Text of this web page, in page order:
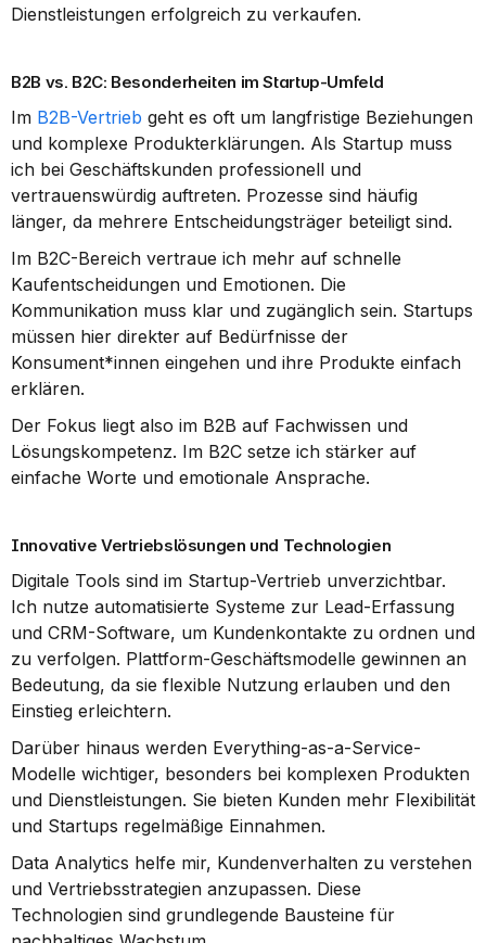
Dienstleistungen erfolgreich zu verkaufen.
B2B vs. B2C: Besonderheiten im Startup-Umfeld
Im B2B-Vertrieb geht es oft um langfristige Beziehungen
und komplexe Produkterklärungen. Als Startup muss
ich bei Geschäftskunden professionell und
vertrauenswürdig auftreten. Prozesse sind häufig
länger, da mehrere Entscheidungsträger beteiligt sind.
Im B2C-Bereich vertraue ich mehr auf schnelle
Kaufentscheidungen und Emotionen. Die
Kommunikation muss klar und zugänglich sein. Startups
müssen hier direkter auf Bedürfnisse der
Konsument*innen eingehen und ihre Produkte einfach
erklären.
Der Fokus liegt also im B2B auf Fachwissen und
Lösungskompetenz. Im B2C setze ich stärker auf
einfache Worte und emotionale Ansprache.
Innovative Vertriebslösungen und Technologien
Digitale Tools sind im Startup-Vertrieb unverzichtbar.
Ich nutze automatisierte Systeme zur Lead-Erfassung
und CRM-Software, um Kundenkontakte zu ordnen und
zu verfolgen. Plattform-Geschäftsmodelle gewinnen an
Bedeutung, da sie flexible Nutzung erlauben und den
Einstieg erleichtern.
Darüber hinaus werden Everything-as-a-Service-
Modelle wichtiger, besonders bei komplexen Produkten
und Dienstleistungen. Sie bieten Kunden mehr Flexibilität
und Startups regelmäßige Einnahmen.
Data Analytics helfe mir, Kundenverhalten zu verstehen
und Vertriebsstrategien anzupassen. Diese
Technologien sind grundlegende Bausteine für